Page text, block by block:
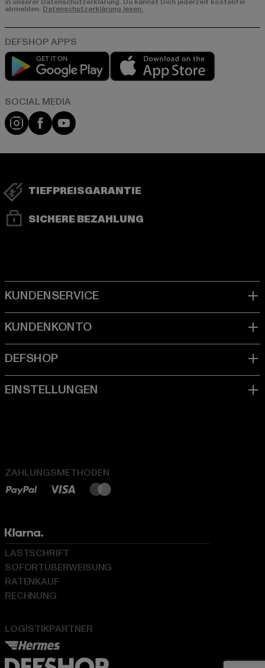
in unserer Datenschutzerklärung. Du kannst Dich jederzeit kostenfei
abmelden. Datenschutzerklärung lesen.
Play market
Instagram
FacebookYouTube
TIEFPREISGARANTIE
SICHERE BEZAHLUNG
ZAHLUNGSMETHODEN
LOGISTIKPARTNER
LASTSCHRIFT
SOFORTÜBERWEISUNG
RATENKAUF
RECHNUNG